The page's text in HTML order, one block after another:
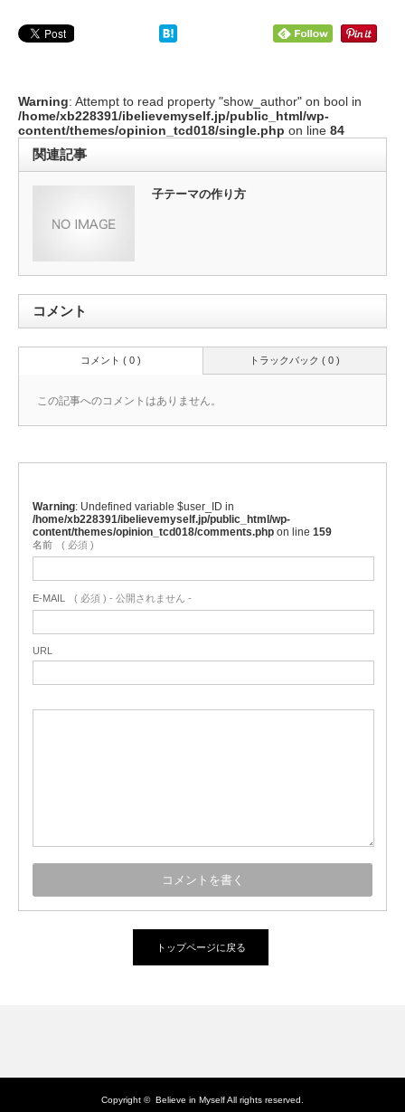
Warning: Attempt to read property "show_author" on bool in
/home/xb228391/ibelievemyself.jp/public_html/wp-
content/themes/opinion_tcd018/single.php on line 84
関連記事
子テーマの作り方
コメント
トラックバック ( 0 )
コメント ( 0 )
この記事へのコメントはありません。
Warning : Undefined variable $user_ID in
/home/xb228391/ibelievemyself.jp/public_html/wp-
content/themes/opinion_tcd018/comments.php on line 159
名前 ( 必須 )
E-MAIL ( 必須 ) - 公開されません -
URL
トップページに戻る
Copyright © Believe in MyselfAll rights reserved.